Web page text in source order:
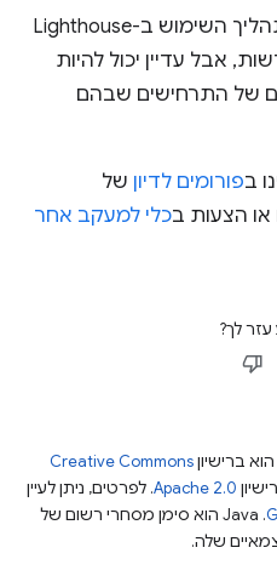
ממשקי ה-API החדשים של תהליך השימוש ב-Lighthouse
עדיין יכול להיות
התרחישים שבהם
פורומים לדיוןשל
כלי למעקב אחר
לך?
Creative Commons
Apache 2.0. לפרטים, ניתן לעיין
.‏ Java הוא סימן מסחרי רשום של